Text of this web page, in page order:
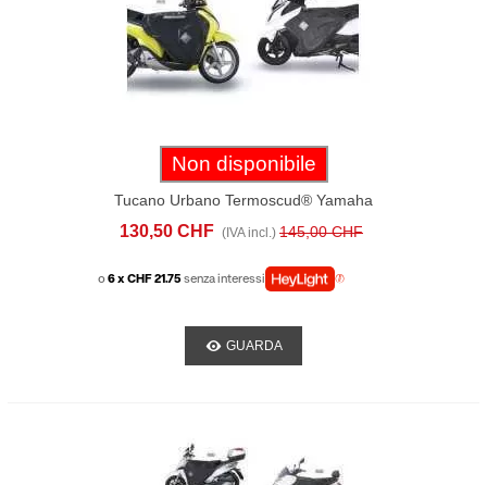
Non disponibile
Tucano Urbano Termoscud® Yamaha
NMax 125/155 (2021-23)
130,50 CHF (IVA incl.) 145,00 CHF
o6 x CHF 21.75senza interessi
GUARDA